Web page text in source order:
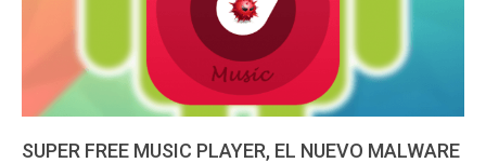
SUPER FREE MUSIC PLAYER, EL NUEVO MALWARE